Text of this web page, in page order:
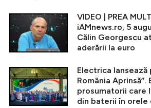
VIDEO | PREA
iAMnews.ro, 5
Călin Georgescu
aderării la euro
Electrica lansează
România Aprinsă”.
prosumatorii care
din baterii în orele